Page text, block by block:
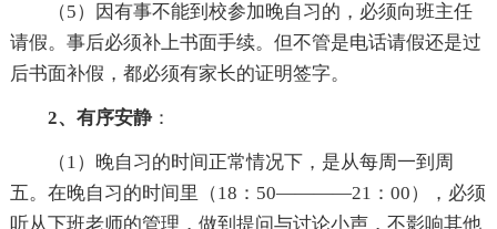
（5）因有事不能到校参加晚自习的，必须向班主任
请假。事后必须补上书面手续。但不管是电话请假还是过
后书面补假，都必须有家长的证明签字。
2、有序安静：
（1）晚自习的时间正常情况下，是从每周一到周
五。在晚自习的时间里（18：50————21：00），必须
听从下班老师的管理，做到提问与讨论小声，不影响其他